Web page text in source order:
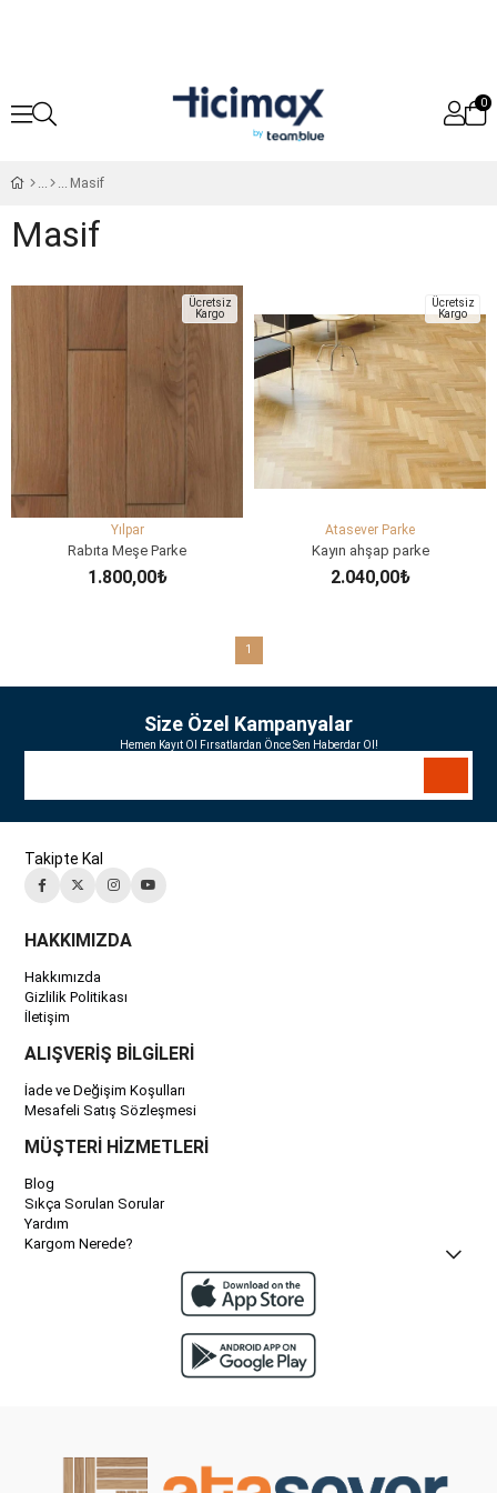
0
Masif
Masif
Ücretsiz
Kargo
Yılpar
Rabıta Meşe Parke
1.800,00₺
Ücretsiz
Kargo
Atasever Parke
Kayın ahşap parke
2.040,00₺
1
Size Özel Kampanyalar
Hemen Kayıt Ol Fırsatlardan Önce Sen Haberdar Ol!
Takipte Kal
HAKKIMIZDA
Hakkımızda
Gizlilik Politikası
İletişim
ALIŞVERİŞ BİLGİLERİ
İade ve Değişim Koşulları
Mesafeli Satış Sözleşmesi
MÜŞTERİ HİZMETLERİ
Blog
Sıkça Sorulan Sorular
Yardım
Kargom Nerede?